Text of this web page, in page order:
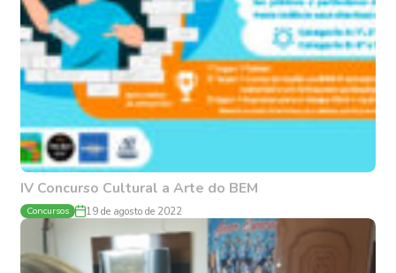
IV Concurso Cultural a Arte do BEM
Concursos 19 de agosto de 2022